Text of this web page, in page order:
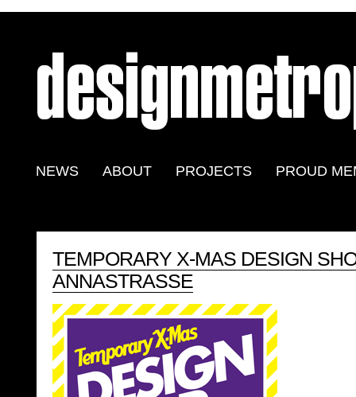
NEWS ABOUT PROJECTS PROUD
TEMPORARY X-MAS DESIGN
ANNASTRASSE